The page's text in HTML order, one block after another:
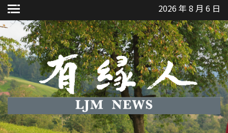
Skip
to
content
2026 年 8 月 6 日